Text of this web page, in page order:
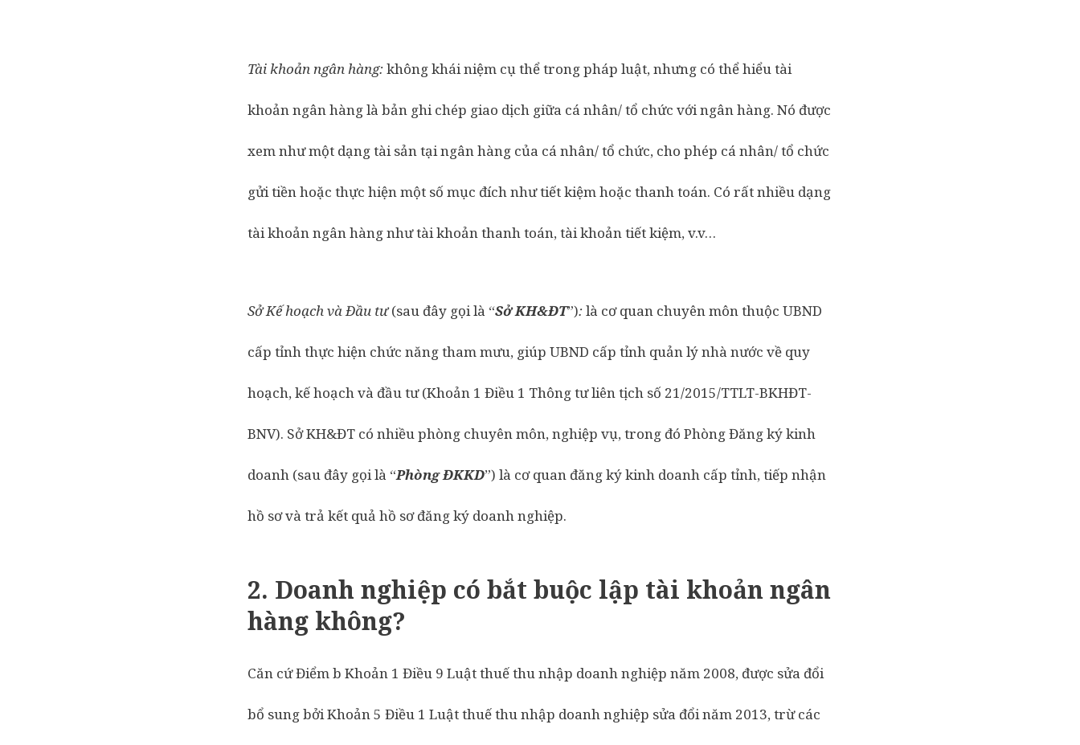
Tài khoản ngân hàng:không khái niệm cụ thể trong pháp luật, nhưng có thể hiểu tài
khoản ngân hàng là bản ghi chép giao dịch giữa cá nhân/ tổ chức với ngân hàng. Nó được
xem như một dạng tài sản tại ngân hàng của cá nhân/ tổ chức, cho phép cá nhân/ tổ chức
gửi tiền hoặc thực hiện một số mục đích như tiết kiệm hoặc thanh toán. Có rất nhiều dạng
tài khoản ngân hàng như tài khoản thanh toán, tài khoản tiết kiệm, v.v…
Sở Kế hoạch và Đầu tư(sau đây gọi là “Sở KH&ĐT”):là cơ quan chuyên môn thuộc UBND
cấp tỉnh thực hiện chức năng tham mưu, giúp UBND cấp tỉnh quản lý nhà nước về quy
hoạch, kế hoạch và đầu tư (Khoản 1 Điều 1 Thông tư liên tịch số 21/2015/TTLT-BKHĐT-
BNV). Sở KH&ĐT có nhiều phòng chuyên môn, nghiệp vụ, trong đó Phòng Đăng ký kinh
doanh (sau đây gọi là “Phòng ĐKKD”) là cơ quan đăng ký kinh doanh cấp tỉnh, tiếp nhận
hồ sơ và trả kết quả hồ sơ đăng ký doanh nghiệp.
2. Doanh nghiệp có bắt buộc lập tài khoản ngân
hàng không?
Căn cứ Điểm b Khoản 1 Điều 9 Luật thuế thu nhập doanh nghiệp năm 2008, được sửa đổi
bổ sung bởi Khoản 5 Điều 1 Luật thuế thu nhập doanh nghiệp sửa đổi năm 2013, trừ các